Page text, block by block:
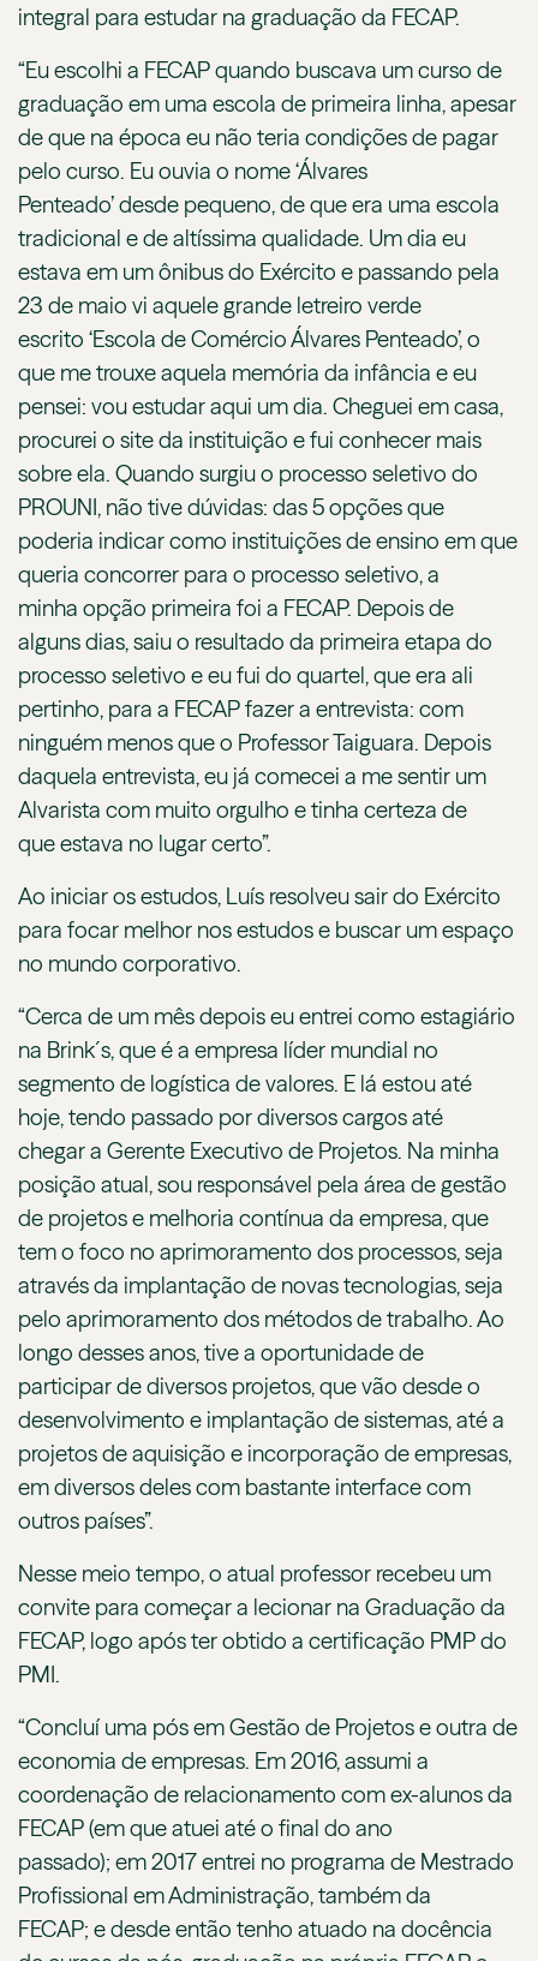
integral para estudar na graduação da FECAP.
“Eu escolhi a FECAP quando buscava um curso de
graduação em uma escola de primeira linha, apesar
de que na época eu não teria condições de pagar
pelo curso. Eu ouvia o nome ‘Álvares
Penteado’ desde pequeno, de que era uma escola
tradicional e de altíssima qualidade. Um dia eu
estava em um ônibus do Exército e passando pela
23 de maio vi aquele grande letreiro verde
escrito ‘Escola de Comércio Álvares Penteado’, o
que me trouxe aquela memória da infância e eu
pensei: vou estudar aqui um dia. Cheguei em casa,
procurei o site da instituição e fui conhecer mais
sobre ela. Quando surgiu o processo seletivo do
PROUNI, não tive dúvidas: das 5 opções que
poderia indicar como instituições de ensino em que
queria concorrer para o processo seletivo, a
minha opção primeira foi a FECAP. Depois de
alguns dias, saiu o resultado da primeira etapa do
processo seletivo e eu fui do quartel, que era ali
pertinho, para a FECAP fazer a entrevista: com
ninguém menos que o Professor Taiguara. Depois
daquela entrevista, eu já comecei a me sentir um
Alvarista com muito orgulho e tinha certeza de
que estava no lugar certo”.
Ao iniciar os estudos, Luís resolveu sair do Exército
para focar melhor nos estudos e buscar um espaço
no mundo corporativo.
“Cerca de um mês depois eu entrei como estagiário
na Brink´s, que é a empresa líder mundial no
segmento de logística de valores. E lá estou até
hoje, tendo passado por diversos cargos até
chegar a Gerente Executivo de Projetos. Na minha
posição atual, sou responsável pela área de gestão
de projetos e melhoria contínua da empresa, que
tem o foco no aprimoramento dos processos, seja
através da implantação de novas tecnologias, seja
pelo aprimoramento dos métodos de trabalho. Ao
longo desses anos, tive a oportunidade de
participar de diversos projetos, que vão desde o
desenvolvimento e implantação de sistemas, até a
projetos de aquisição e incorporação de empresas,
em diversos deles com bastante interface com
outros países”.
Nesse meio tempo, o atual professor recebeu um
convite para começar a lecionar na Graduação da
FECAP, logo após ter obtido a certificação PMP do
PMI.
“Concluí uma pós em Gestão de Projetos e outra de
economia de empresas. Em 2016, assumi a
coordenação de relacionamento com ex-alunos da
FECAP (em que atuei até o final do ano
passado); em 2017 entrei no programa de Mestrado
Profissional em Administração, também da
FECAP; e desde então tenho atuado na docência